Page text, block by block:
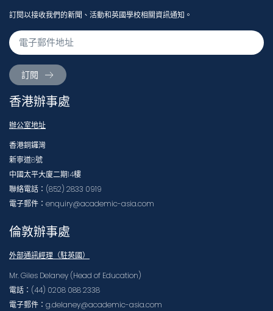
訂閱以接收我們的新聞、活動和英國學校相關資訊通知。
訂閱
香港辦事處
辦公室地址
香港銅鑼灣
新寧道8號
中國太平大廈二期14樓
聯絡電話：(852) 2833 0919
電子郵件：enquiry@academic-asia.com
倫敦辦事處
外部通訊經理（駐英國）
Mr. Giles Delaney (Head of Education)
電話：(44) 0208 088 2338
電子郵件：g.delaney@academic-asia.com